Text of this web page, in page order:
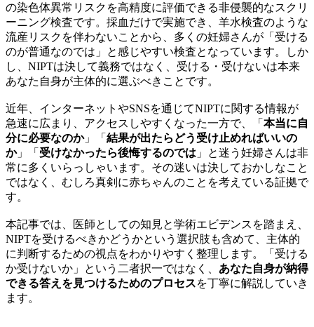
の染色体異常リスクを高精度に評価できる非侵襲的なスクリ
ーニング検査です。採血だけで実施でき、羊水検査のような
流産リスクを伴わないことから、多くの妊婦さんが「受ける
のが普通なのでは」と感じやすい検査となっています。しか
し、NIPTは決して義務ではなく、受ける・受けないは本来
あなた自身が主体的に選ぶべきことです。
近年、インターネットやSNSを通じてNIPTに関する情報が
急速に広まり、アクセスしやすくなった一方で、「 本当に自
分に必要なのか」「 結果が出たらどう受け止めればいいの
か」「 受けなかったら後悔するのでは 」と迷う妊婦さんは非
常に多くいらっしゃいます。その迷いは決しておかしなこと
ではなく、むしろ真剣に赤ちゃんのことを考えている証拠で
す。
本記事では、医師としての知見と学術エビデンスを踏まえ、
NIPTを受けるべきかどうかという選択肢も含めて、主体的
に判断するための視点をわかりやすく整理します。「受ける
か受けないか」という二者択一ではなく、 あなた自身が納得
できる答えを見つけるためのプロセスを丁寧に解説していき
ます。